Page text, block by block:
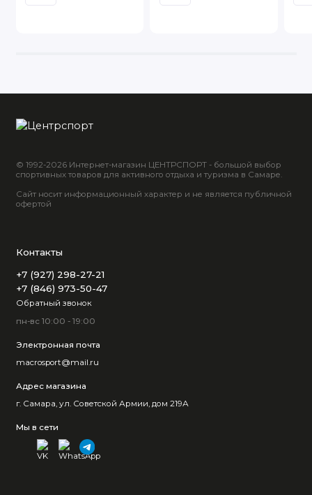
© 1992-2026 Интернет-магазин ЦЕНТРСПОРТ - большой выбор
спортивных товаров для активного отдыха и туризма в Самаре.
Сайт носит информационный характер и не является публичной
офертой
Контакты
+7 (927) 298-27-21
+7 (846) 973-50-47
Обратный звонок
пн-вс 10:00 - 19:00
Электронная почта
macrosport@mail.ru
Адрес магазина
г. Самара, ул. Советской Армии, дом 219А
Мы в сети